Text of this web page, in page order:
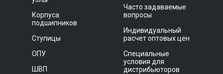
Корпуса
подшипников
Ступицы
ОПУ
ШВП
Часто задаваемые
вопросы
Индивидуальный
расчет оптовых цен
Специальные
условия для
дистрибьюторов